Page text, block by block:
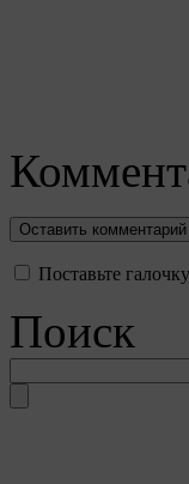
Поставьте
Поиск